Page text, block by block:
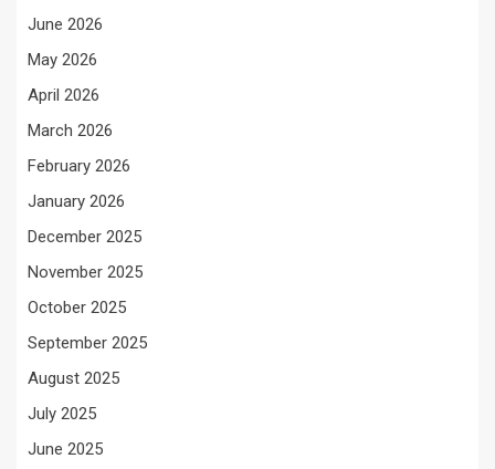
June 2026
May 2026
April 2026
March 2026
February 2026
January 2026
December 2025
November 2025
October 2025
September 2025
August 2025
July 2025
June 2025